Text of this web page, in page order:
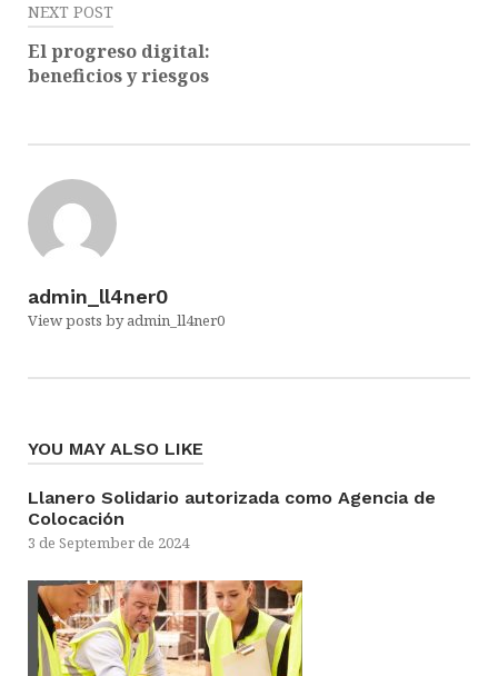
NEXT POST
El progreso digital:
beneficios y riesgos
admin_ll4ner0
View posts by admin_ll4ner0
YOU MAY ALSO LIKE
Llanero Solidario autorizada como Agencia de
Colocación
3 de September de 2024